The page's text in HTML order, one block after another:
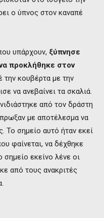
ο ύπνος στον καναπέ
υπάρχουν, ξύπνησε
προκλήθηκε στον
κουβέρτα με την
να ανεβαίνει τα σκαλιά.
από τον δράστη
με αποτέλεσμα να
Το σημείο αυτό ήταν εκεί
φαίνεται, να δέχθηκε
σημείο εκείνο λένε οι
από τους ανακριτές